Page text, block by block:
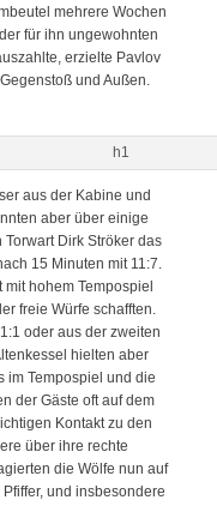
mehrere Wochen
für ihn ungewohnten
erzielte Pavlov
und Außen.
aus der Kabine und
aber über einige
Dirk Ströker das
15 Minuten mit 11:7.
hohem Tempospiel
freie Würfe schafften.
oder aus der zweiten
hielten aber
im Tempospiel und die
der Gäste oft auf dem
Kontakt zu den
über ihre rechte
die Wölfe nun auf
und insbesondere